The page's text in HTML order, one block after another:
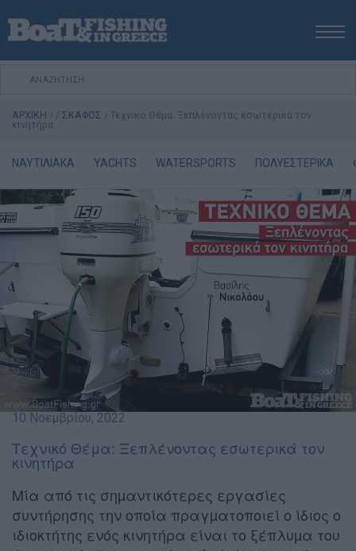
ΑΡΧΙΚΗ
ΕΚΔΟΣΕΙΣ
ΨΑΡΕΜΑ ΑΠΟ ΣΚΑΦΟΣ
ΨΑΡΟΤΟΥΦΕΚΟ
ΣΚΑΦΟΣ
ΕΞΟΠΛΙΣΜΟΣ
ΘΕΣΣΑΛΟΝΙΚΗ BOAT & FISHING SHOW 2025
BOAT & FISHING SHOW 2025
ΑΡΧΙΚΗ / / ΣΚΑΦΟΣ / Τεχνικό Θέμα: Ξεπλένοντας εσωτερικά τον
κινητήρα
ΝΑΥΤΙΛΙΑΚΑ YACHTS WATERSPORTS ΠΟΛΥΕΣΤΕΡΙΚΑ
10 Νοεμβρίου, 2022
Τεχνικό Θέμα: Ξεπλένοντας εσωτερικά τον
κινητήρα
Μία από τις σηµαντικότερες εργασίες
συντήρησης την οποία πραγµατοποιεί ο ίδιος ο
ιδιοκτήτης ενός κινητήρα είναι το ξέπλυµα του